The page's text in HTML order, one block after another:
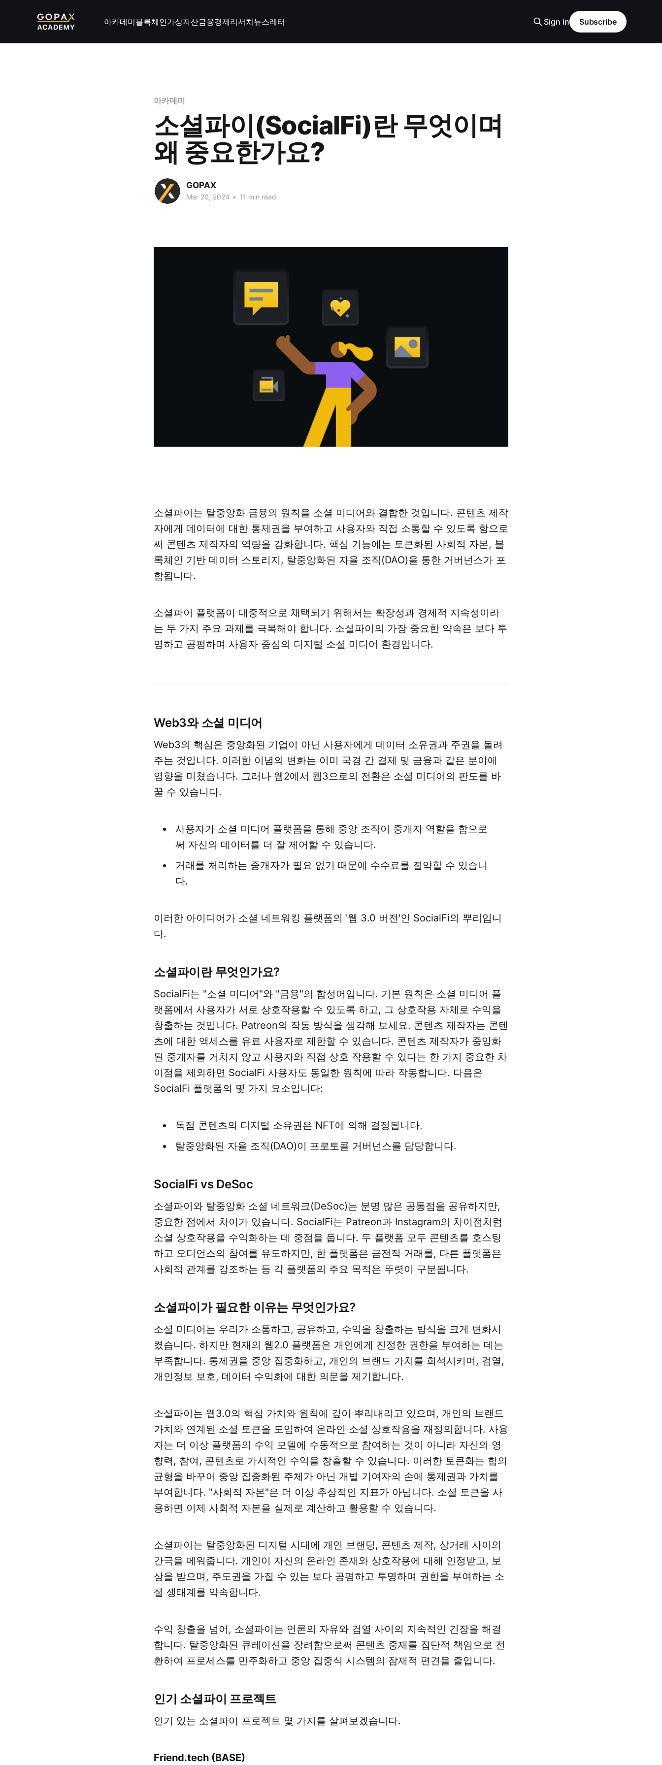
아카데미블록체인가상자산금융경제리서치뉴스레터 Sign in Subscribe
아카데미
소셜파이(SocialFi)란 무엇이며
왜 중요한가요?
GOPAX
Mar 20, 2024 • 11 min read
소셜파이는 탈중앙화 금융의 원칙을 소셜 미디어와 결합한 것입니다. 콘텐츠 제작
자에게 데이터에 대한 통제권을 부여하고 사용자와 직접 소통할 수 있도록 함으로
써 콘텐츠 제작자의 역량을 강화합니다. 핵심 기능에는 토큰화된 사회적 자본, 블
록체인 기반 데이터 스토리지, 탈중앙화된 자율 조직(DAO)을 통한 거버넌스가 포
함됩니다.
소셜파이 플랫폼이 대중적으로 채택되기 위해서는 확장성과 경제적 지속성이라
는 두 가지 주요 과제를 극복해야 합니다. 소셜파이의 가장 중요한 약속은 보다 투
명하고 공평하며 사용자 중심의 디지털 소셜 미디어 환경입니다.
Web3와 소셜 미디어
Web3의 핵심은 중앙화된 기업이 아닌 사용자에게 데이터 소유권과 주권을 돌려
주는 것입니다. 이러한 이념의 변화는 이미 국경 간 결제 및 금융과 같은 분야에
영향을 미쳤습니다. 그러나 웹2에서 웹3으로의 전환은 소셜 미디어의 판도를 바
꿀 수 있습니다.
사용자가 소셜 미디어 플랫폼을 통해 중앙 조직이 중개자 역할을 함으로
써 자신의 데이터를 더 잘 제어할 수 있습니다.
거래를 처리하는 중개자가 필요 없기 때문에 수수료를 절약할 수 있습니
다.
이러한 아이디어가 소셜 네트워킹 플랫폼의 '웹 3.0 버전'인 SocialFi의 뿌리입니
다.
소셜파이란 무엇인가요?
SocialFi는 "소셜 미디어"와 "금융"의 합성어입니다. 기본 원칙은 소셜 미디어 플
랫폼에서 사용자가 서로 상호작용할 수 있도록 하고, 그 상호작용 자체로 수익을
창출하는 것입니다. Patreon의 작동 방식을 생각해 보세요. 콘텐츠 제작자는 콘텐
츠에 대한 액세스를 유료 사용자로 제한할 수 있습니다. 콘텐츠 제작자가 중앙화
된 중개자를 거치지 않고 사용자와 직접 상호 작용할 수 있다는 한 가지 중요한 차
이점을 제외하면 SocialFi 사용자도 동일한 원칙에 따라 작동합니다. 다음은
SocialFi 플랫폼의 몇 가지 요소입니다:
독점 콘텐츠의 디지털 소유권은 NFT에 의해 결정됩니다.
탈중앙화된 자율 조직(DAO)이 프로토콜 거버넌스를 담당합니다.
SocialFi vs DeSoc
소셜파이와 탈중앙화 소셜 네트워크(DeSoc)는 분명 많은 공통점을 공유하지만,
중요한 점에서 차이가 있습니다. SocialFi는 Patreon과 Instagram의 차이점처럼
소셜 상호작용을 수익화하는 데 중점을 둡니다. 두 플랫폼 모두 콘텐츠를 호스팅
하고 오디언스의 참여를 유도하지만, 한 플랫폼은 금전적 거래를, 다른 플랫폼은
사회적 관계를 강조하는 등 각 플랫폼의 주요 목적은 뚜렷이 구분됩니다.
소셜파이가 필요한 이유는 무엇인가요?
소셜 미디어는 우리가 소통하고, 공유하고, 수익을 창출하는 방식을 크게 변화시
켰습니다. 하지만 현재의 웹2.0 플랫폼은 개인에게 진정한 권한을 부여하는 데는
부족합니다. 통제권을 중앙 집중화하고, 개인의 브랜드 가치를 희석시키며, 검열,
개인정보 보호, 데이터 수익화에 대한 의문을 제기합니다.
소셜파이는 웹3.0의 핵심 가치와 원칙에 깊이 뿌리내리고 있으며, 개인의 브랜드
가치와 연계된 소셜 토큰을 도입하여 온라인 소셜 상호작용을 재정의합니다. 사용
자는 더 이상 플랫폼의 수익 모델에 수동적으로 참여하는 것이 아니라 자신의 영
향력, 참여, 콘텐츠로 가시적인 수익을 창출할 수 있습니다. 이러한 토큰화는 힘의
균형을 바꾸어 중앙 집중화된 주체가 아닌 개별 기여자의 손에 통제권과 가치를
부여합니다. "사회적 자본"은 더 이상 추상적인 지표가 아닙니다. 소셜 토큰을 사
용하면 이제 사회적 자본을 실제로 계산하고 활용할 수 있습니다.
소셜파이는 탈중앙화된 디지털 시대에 개인 브랜딩, 콘텐츠 제작, 상거래 사이의
간극을 메워줍니다. 개인이 자신의 온라인 존재와 상호작용에 대해 인정받고, 보
상을 받으며, 주도권을 가질 수 있는 보다 공평하고 투명하며 권한을 부여하는 소
셜 생태계를 약속합니다.
수익 창출을 넘어, 소셜파이는 언론의 자유와 검열 사이의 지속적인 긴장을 해결
합니다. 탈중앙화된 큐레이션을 장려함으로써 콘텐츠 중재를 집단적 책임으로 전
환하여 프로세스를 민주화하고 중앙 집중식 시스템의 잠재적 편견을 줄입니다.
인기 소셜파이 프로젝트
인기 있는 소셜파이 프로젝트 몇 가지를 살펴보겠습니다.
Friend.tech (BASE)